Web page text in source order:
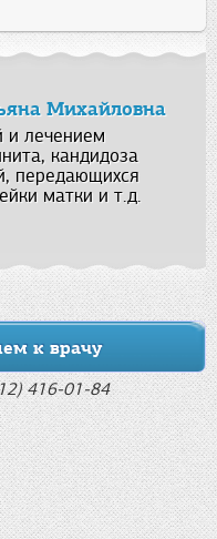
Михайловна
и лечением
кандидоза
передающихся
матки и т.д.
к врачу
416-01-84